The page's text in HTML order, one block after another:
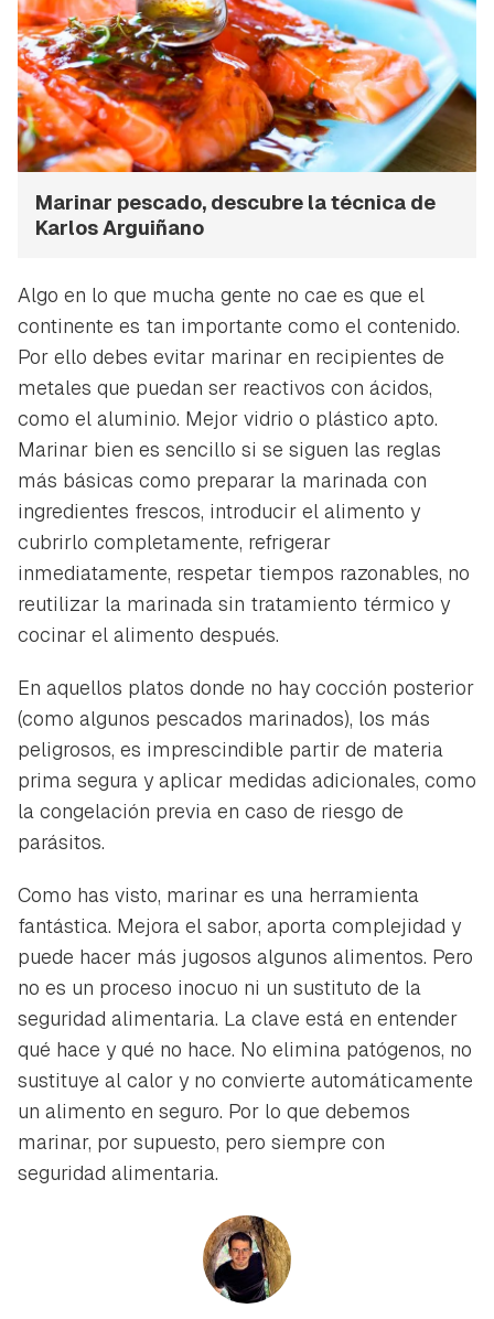
Marinar pescado, descubre la técnica de
Karlos Arguiñano
Algo en lo que mucha gente no cae es que el
continente es tan importante como el contenido.
Por ello debes evitar marinar en recipientes de
metales que puedan ser reactivos con ácidos,
como el aluminio. Mejor vidrio o plástico apto.
Marinar bien es sencillo si se siguen las reglas
más básicas como preparar la marinada con
ingredientes frescos, introducir el alimento y
cubrirlo completamente, refrigerar
inmediatamente, respetar tiempos razonables, no
reutilizar la marinada sin tratamiento térmico y
cocinar el alimento después.
En aquellos platos donde no hay cocción posterior
(como algunos pescados marinados), los más
peligrosos, es imprescindible partir de materia
prima segura y aplicar medidas adicionales, como
la congelación previa en caso de riesgo de
parásitos.
Como has visto, marinar es una herramienta
fantástica. Mejora el sabor, aporta complejidad y
puede hacer más jugosos algunos alimentos. Pero
no es un proceso inocuo ni un sustituto de la
seguridad alimentaria. La clave está en entender
qué hace y qué no hace. No elimina patógenos, no
sustituye al calor y no convierte automáticamente
un alimento en seguro. Por lo que debemos
marinar, por supuesto, pero siempre con
seguridad alimentaria.